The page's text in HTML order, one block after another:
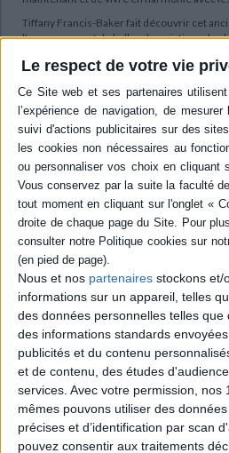
Le respect de votre vie
Nous et nos partenaires stockons et/
informations sur un appareil, telles
des données personnelles telles
des informations standards
publicités et du contenu
et de contenu, des études
services. Avec votre permission, nos
mêmes pouvons utiliser des
précises et d’identification par scan
pouvez consentir aux traitements
Tiffany Francis-Baker fait découvrir cet
l'accompagnant de belles descriptions de
réfléchir, cet ouvrage fait de chaque jour
l'année.
Contenus Mollat en
Dossiers